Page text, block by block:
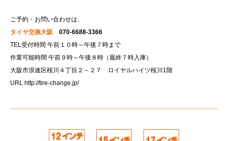
ご予約・お問い合わせは、
タイヤ交換大阪 070-6688-3366
TEL受付時間 午前１０時～午後７時まで
作業可能時間 午前９時～午後８時（最終７時入庫）
大阪市浪速区桜川４丁目２－２７ ロイヤルハイツ桜川1階
URL http://tire-change.jp/